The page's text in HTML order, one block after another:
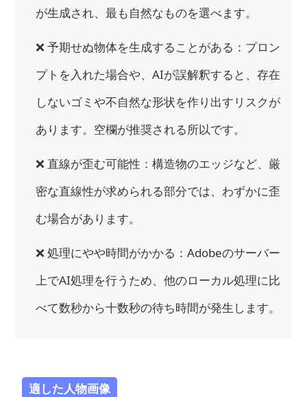
が生成され、最も自然なものを選べます。
❌ 予期せぬ物体を生成することがある：プロン
プトを入れた場合や、AIが誤解釈すると、存在
しないゴミや不自然な形状を作り出すリスクが
あります。空欄が推奨される所以です。
❌ 直線が歪む可能性：構造物のエッジなど、厳
密な直線性が求められる部分では、わずかに歪
む場合があります。
❌ 処理にやや時間がかかる：Adobeのサーバー
上でAI処理を行うため、他のローカル処理に比
べて数秒から十数秒の待ち時間が発生します。
適した人物画像